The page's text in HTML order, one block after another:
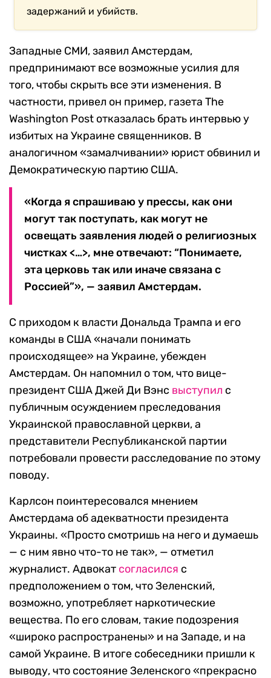
задержаний и убийств.
Западные СМИ, заявил Амстердам,
предпринимают все возможные усилия для
того, чтобы скрыть все эти изменения. В
частности, привел он пример, газета The
Washington Post отказалась брать интервью у
избитых на Украине священников. В
аналогичном «замалчивании» юрист обвинил и
Демократическую партию США.
«Когда я спрашиваю у прессы, как они
могут так поступать, как могут не
освещать заявления людей о религиозных
чистках <…>, мне отвечают: “Понимаете,
эта церковь так или иначе связана с
Россией”», — заявил Амстердам.
С приходом к власти Дональда Трампа и его
команды в США «начали понимать
происходящее» на Украине, убежден
Амстердам. Он напомнил о том, что вице-
президент США Джей Ди Вэнс выступил с
публичным осуждением преследования
Украинской православной церкви, а
представители Республиканской партии
потребовали провести расследование по этому
поводу.
Карлсон поинтересовался мнением
Амстердама об адекватности президента
Украины. «Просто смотришь на него и думаешь
— с ним явно что-то не так», — отметил
журналист. Адвокат согласился с
предположением о том, что Зеленский,
возможно, употребляет наркотические
вещества. По его словам, такие подозрения
«широко распространены» и на Западе, и на
самой Украине. В итоге собеседники пришли к
выводу, что состояние Зеленского «прекрасно